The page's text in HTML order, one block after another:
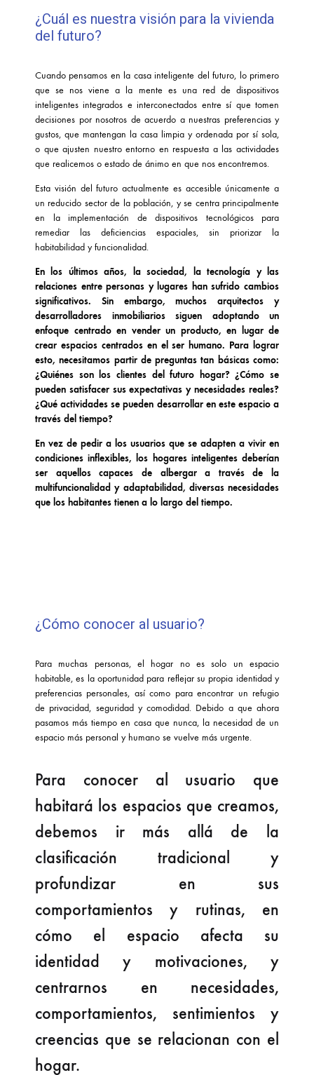
¿Cuál es nuestra visión para la vivienda
del futuro?
Cuando pensamos en la casa inteligente del futuro, lo primero
que se nos viene a la mente es una red de dispositivos
inteligentes integrados e interconectados entre sí que tomen
decisiones por nosotros de acuerdo a nuestras preferencias y
gustos, que mantengan la casa limpia y ordenada por sí sola,
o que ajusten nuestro entorno en respuesta a las actividades
que realicemos o estado de ánimo en que nos encontremos.
Esta visión del futuro actualmente es accesible únicamente a
un reducido sector de la población, y se centra principalmente
en la implementación de dispositivos tecnológicos para
remediar las deficiencias espaciales, sin priorizar la
habitabilidad y funcionalidad.
En los últimos años, la sociedad, la tecnología y las
relaciones entre personas y lugares han sufrido cambios
significativos. Sin embargo, muchos arquitectos y
desarrolladores inmobiliarios siguen adoptando un
enfoque centrado en vender un producto, en lugar de
crear espacios centrados en el ser humano. Para lograr
esto, necesitamos partir de preguntas tan básicas como:
¿Quiénes son los clientes del futuro hogar? ¿Cómo se
pueden satisfacer sus expectativas y necesidades reales?
¿Qué actividades se pueden desarrollar en este espacio a
través del tiempo?
En vez de pedir a los usuarios que se adapten a vivir en
condiciones inflexibles, los hogares inteligentes deberían
ser aquellos capaces de albergar a través de la
multifuncionalidad y adaptabilidad, diversas necesidades
que los habitantes tienen a lo largo del tiempo.
¿Cómo conocer al usuario?
Para muchas personas, el hogar no es solo un espacio
habitable, es la oportunidad para reflejar su propia identidad y
preferencias personales, así como para encontrar un refugio
de privacidad, seguridad y comodidad. Debido a que ahora
pasamos más tiempo en casa que nunca, la necesidad de un
espacio más personal y humano se vuelve más urgente.
Para conocer al usuario que
habitará los espacios que creamos,
debemos ir más allá de la
clasificación tradicional y
profundizar en sus
comportamientos y rutinas, en
cómo el espacio afecta su
identidad y motivaciones, y
centrarnos en necesidades,
comportamientos, sentimientos y
creencias que se relacionan con el
hogar.